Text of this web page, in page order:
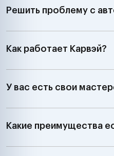
Решить проблему с
Как работает Карвэй?
У вас есть свои
Какие преимущества